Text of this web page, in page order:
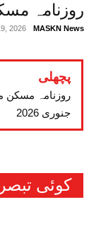
روزنامہ مسکن
MASKN News
2026
پچھلی
جنوری 2026
کوئی